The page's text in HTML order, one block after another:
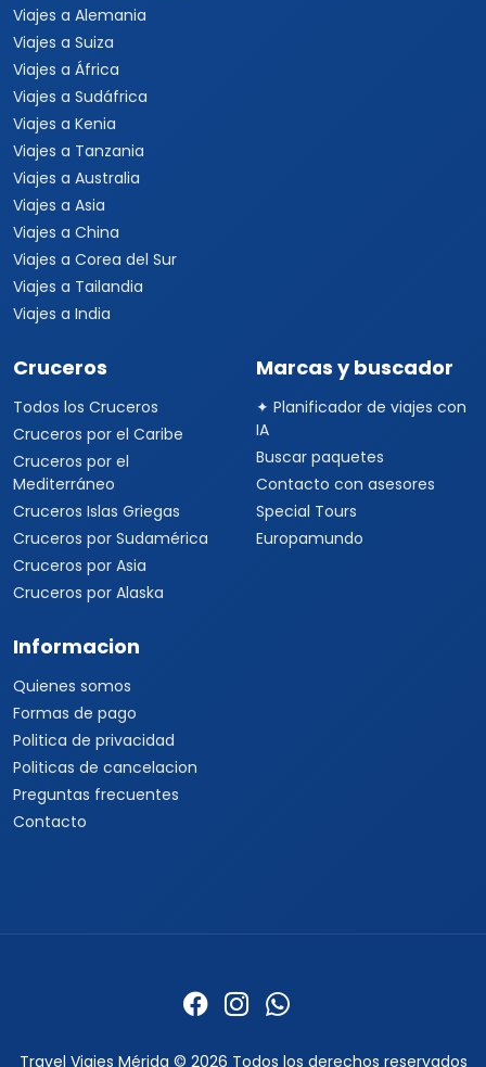
Viajes a Alemania
Viajes a Suiza
Viajes a África
Viajes a Sudáfrica
Viajes a Kenia
Viajes a Tanzania
Viajes a Australia
Viajes a Asia
Viajes a China
Viajes a Corea del Sur
Viajes a Tailandia
Viajes a India
Cruceros
Todos los Cruceros
Cruceros por el Caribe
Cruceros por el
Mediterráneo
Cruceros Islas Griegas
Cruceros por Sudamérica
Cruceros por Asia
Cruceros por Alaska
Marcas y buscador
✦ Planificador de viajes con
IA
Buscar paquetes
Contacto con asesores
Special Tours
Europamundo
Informacion
Quienes somos
Formas de pago
Politica de privacidad
Politicas de cancelacion
Preguntas frecuentes
Contacto
Travel Viajes Mérida © 2026 Todos los derechos reservados